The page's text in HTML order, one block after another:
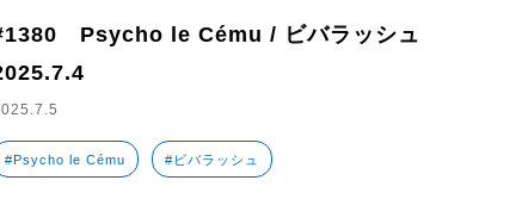
Psycho le Cému / ビバラッシュ
#Psycho le Cému #ビバラッシュ